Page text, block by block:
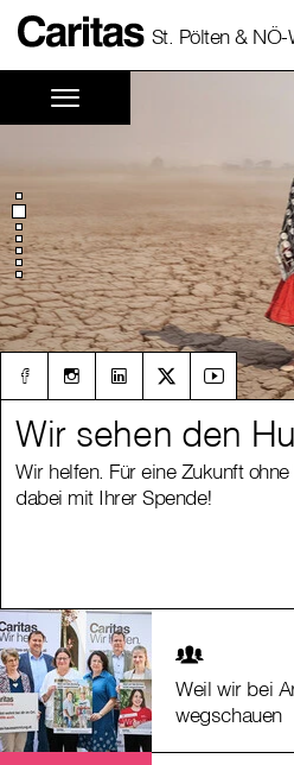
St. Pölten & NÖ-
Wir sehen den
Wir helfen. Für eine Zukunft
dabei mit Ihrer Spende!
Wir sehen den
Wir helfen. Für eine Zukunft
dabei mit Ihrer Spende!
Weil wir bei
wegschauen